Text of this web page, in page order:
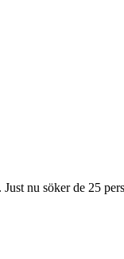
nu söker de 25